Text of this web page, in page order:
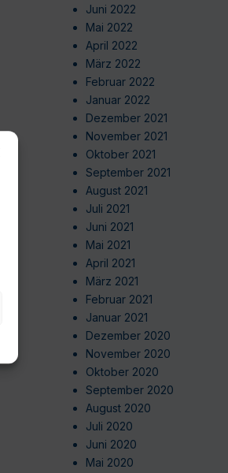
Juni 2022
Mai 2022
April 2022
März 2022
Februar 2022
Januar 2022
Dezember 2021
November 2021
Oktober 2021
September 2021
August 2021
Juli 2021
Juni 2021
Mai 2021
April 2021
März 2021
Februar 2021
Januar 2021
Dezember 2020
November 2020
Oktober 2020
September 2020
August 2020
Juli 2020
Juni 2020
Mai 2020